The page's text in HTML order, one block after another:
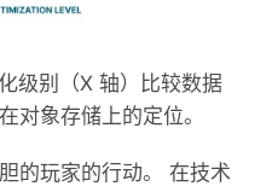
级别（X 轴）比较数据
对象存储上的定位。
的玩家的行动。 在技术